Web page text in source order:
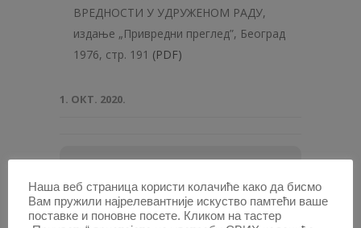
ВРЕДНОСТИ У УДРУЖЕНОМ РАДУ,
издање „Привредни преглед”, Београд
1976, стр. 191 (PDF)
1. ОКТ. 2020.
Унесите
Наша веб страница користи колачиће како да бисмо
Вам пружили најрелевантније искуство памтећи ваше
поставке и поновне посете. Кликом на тастер